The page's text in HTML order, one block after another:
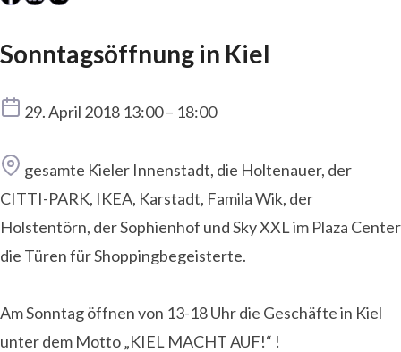
Sonntagsöffnung in Kiel
Termin
29. April 2018 13:00 – 18:00
Ort
gesamte Kieler Innenstadt, die Holtenauer, der
CITTI-PARK, IKEA, Karstadt, Famila Wik, der
Holstentörn, der Sophienhof und Sky XXL im Plaza Center
die Türen für Shoppingbegeisterte.
Am Sonntag öffnen von 13-18 Uhr die Geschäfte in Kiel
unter dem Motto „KIEL MACHT AUF!“ !